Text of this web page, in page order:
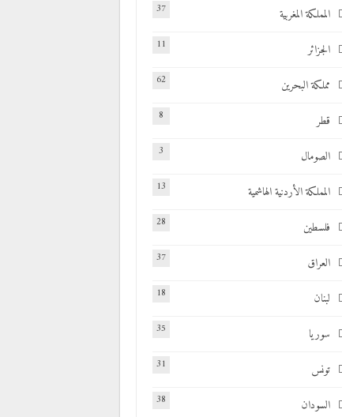
المملكة المغربية 37
الجزائر 11
مملكة البحرين 62
قطر 8
الصومال 3
المملكة الأردنية الهاشمية 13
فلسطين 28
العراق 37
لبنان 18
سوريا 35
تونس 31
السودان 38